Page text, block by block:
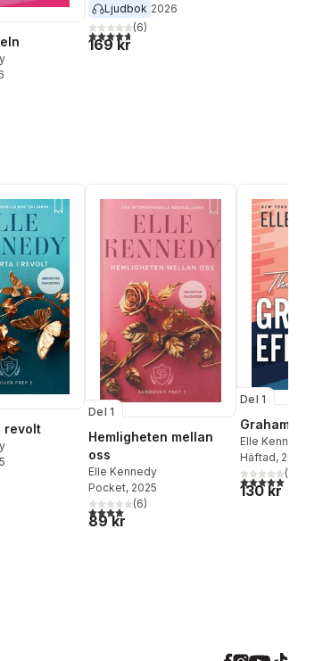
Ljudbok 2026
4,7utav 5 stjärnor. Totalt antal röster:
(6)
169 kr
revolt
Totalt antal röster:
Del 1
Hemligheten mellan
oss
Elle Kennedy
Pocket, 2025
4,0utav 5 stjärnor. Totalt antal röster:
(6)
89 kr
Del 1
Graham Effect
Elle Kennedy
Häftad, 2023
5,0utav 5(
130 kr